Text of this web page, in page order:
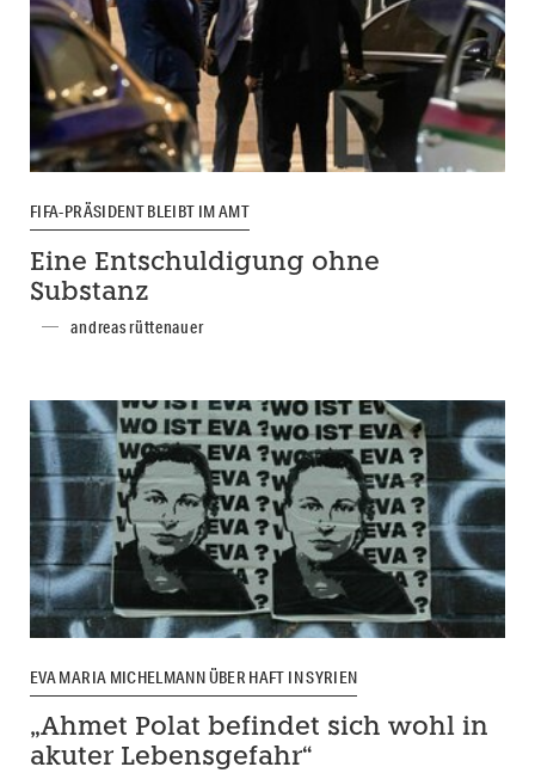
FIFA-PRÄSIDENT BLEIBT IM AMT
Eine Entschuldigung ohne
Substanz
andreas rüttenauer
EVA MARIA MICHELMANN ÜBER HAFT IN SYRIEN
„Ahmet Polat befindet sich wohl in
akuter Lebensgefahr“